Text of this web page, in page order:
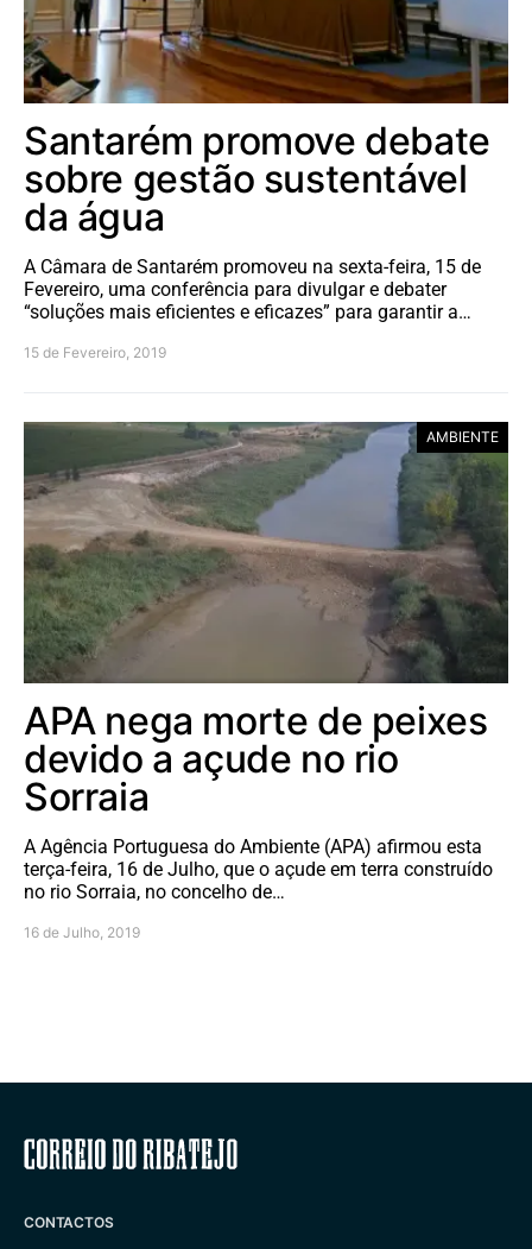
Santarém promove debate
sobre gestão sustentável
da água
A Câmara de Santarém promoveu na sexta-feira, 15 de
Fevereiro, uma conferência para divulgar e debater
“soluções mais eficientes e eficazes” para garantir a…
15 de Fevereiro, 2019
AMBIENTE
APA nega morte de peixes
devido a açude no rio
Sorraia
A Agência Portuguesa do Ambiente (APA) afirmou esta
terça-feira, 16 de Julho, que o açude em terra construído
no rio Sorraia, no concelho de…
16 de Julho, 2019
Correio do Ribatejo
CONTACTOS